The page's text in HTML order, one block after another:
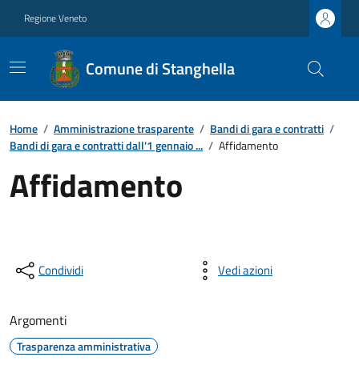
Regione Veneto
Comune di Stanghella
Home / Amministrazione trasparente / Bandi di gara e contratti /
Bandi di gara e contratti dall'1 gennaio ... / Affidamento
Affidamento
Condividi Vedi azioni
Argomenti
Trasparenza amministrativa